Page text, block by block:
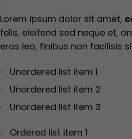
Lorem ipsum dolor sit amet,
felis, eleifend sed neque et,
eros leo, finibus non facilisis
Unordered list item 1
Unordered list item 2
Unordered list item 3
Ordered list item 1